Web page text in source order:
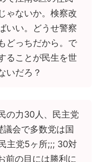
ゃないか。検察改
いい。どうせ警察
どっちだから。で
ることが民生を世
いだろ？
の力30人、民主党
会で多数党は国
主党5ヶ所;;; 30対
前の目には勝利に